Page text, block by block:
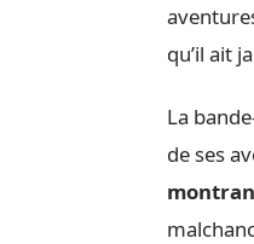
qu’il ait
La
de ses